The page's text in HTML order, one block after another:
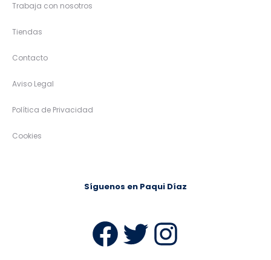
Trabaja con nosotros
Tiendas
Contacto
Aviso Legal
Política de Privacidad
Cookies
Síguenos en Paqui Díaz
Facebook
Twitter